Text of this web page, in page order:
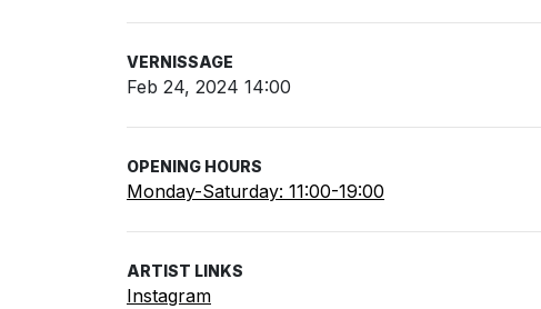
VERNISSAGE
Feb 24, 2024 14:00
OPENING HOURS
Monday-Saturday: 11:00-19:00
ARTIST LINKS
Instagram